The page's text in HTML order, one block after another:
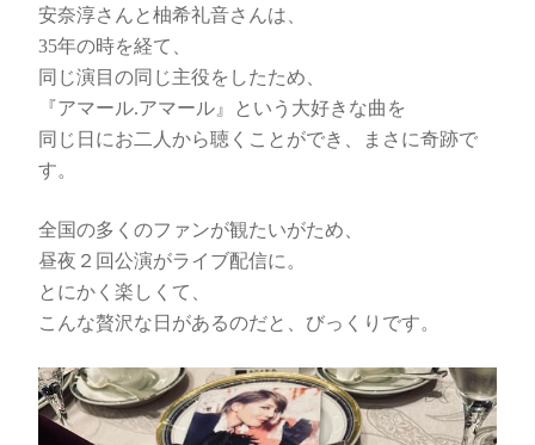
安奈淳さんと柚希礼音さんは、
35年の時を経て、
同じ演目の同じ主役をしたため、
『アマール.アマール』という大好きな曲を
同じ日にお二人から聴くことができ、まさに奇跡で
す。
全国の多くのファンが観たいがため、
昼夜２回公演がライブ配信に。
とにかく楽しくて、
こんな贅沢な日があるのだと、びっくりです。